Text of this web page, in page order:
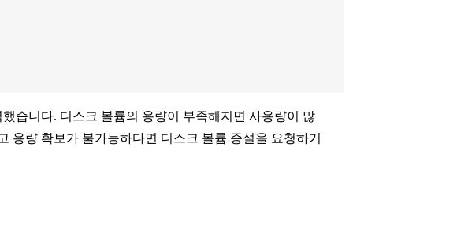
습니다. 디스크 볼륨의 용량이 부족해지면 사용량이 많
용량 확보가 불가능하다면 디스크 볼륨 증설을 요청하거